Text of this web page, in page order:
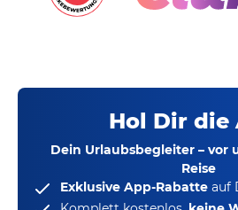
Hol Dir die
Dein Urlaubsbegleiter – vor
Reise
Exklusive App-Rabatte auf